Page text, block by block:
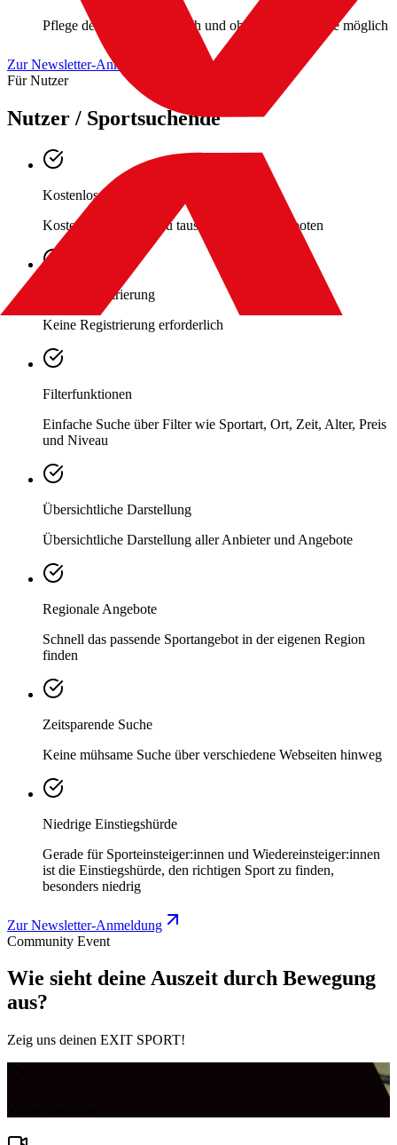
Pflege der Inhalte ist einfach und ohne IT-Kenntnisse möglich
Zur Newsletter-Anmeldung
Für Nutzer
Nutzer / Sportsuchende
Kostenloser Zugang
Kostenloser Zugang zu tausenden Sportangeboten
Keine Registrierung
Keine Registrierung erforderlich
Filterfunktionen
Einfache Suche über Filter wie Sportart, Ort, Zeit, Alter, Preis
und Niveau
Übersichtliche Darstellung
Übersichtliche Darstellung aller Anbieter und Angebote
Regionale Angebote
Schnell das passende Sportangebot in der eigenen Region
finden
Zeitsparende Suche
Keine mühsame Suche über verschiedene Webseiten hinweg
Niedrige Einstiegshürde
Gerade für Sporteinsteiger:innen und Wiedereinsteiger:innen
ist die Einstiegshürde, den richtigen Sport zu finden,
besonders niedrig
Zur Newsletter-Anmeldung
Community Event
Wie sieht deine Auszeit durch Bewegung
aus?
Zeig uns deinen EXIT SPORT!